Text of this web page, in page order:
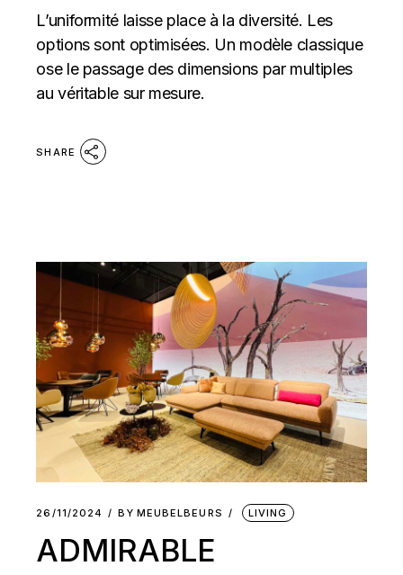
L’uniformité laisse place à la diversité. Les
options sont optimisées. Un modèle classique
ose le passage des dimensions par multiples
au véritable sur mesure.
SHARE
26/11/2024 BY MEUBELBEURS LIVING
ADMIRABLE